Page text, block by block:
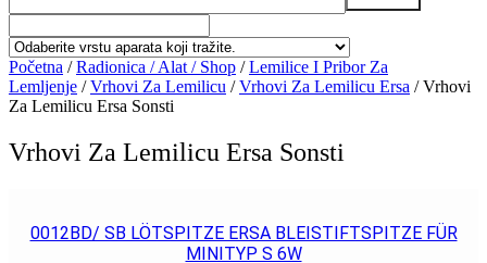
Početna /Radionica / Alat / Shop /Lemilice I Pribor Za
Lemljenje /Vrhovi Za Lemilicu /Vrhovi Za Lemilicu Ersa / Vrhovi
Za Lemilicu Ersa Sonsti
Vrhovi Za Lemilicu Ersa Sonsti
0012BD/ SB LÖTSPITZE ERSA BLEISTIFTSPITZE FÜR
MINITYP S 6W